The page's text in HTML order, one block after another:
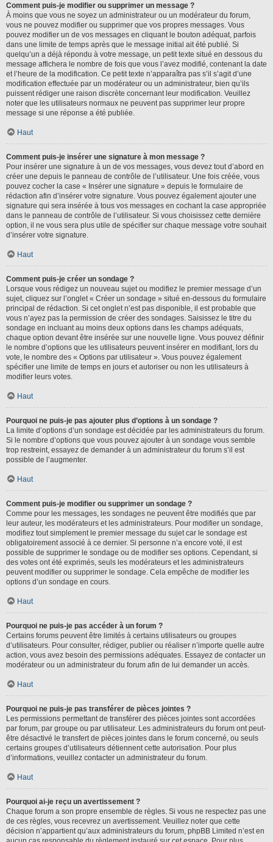
Comment puis-je modifier ou supprimer un message ?
À moins que vous ne soyez un administrateur ou un modérateur du forum,
vous ne pouvez modifier ou supprimer que vos propres messages. Vous
pouvez modifier un de vos messages en cliquant le bouton adéquat, parfois
dans une limite de temps après que le message initial ait été publié. Si
quelqu’un a déjà répondu à votre message, un petit texte situé en dessous du
message affichera le nombre de fois que vous l’avez modifié, contenant la date
et l’heure de la modification. Ce petit texte n’apparaîtra pas s’il s’agit d’une
modification effectuée par un modérateur ou un administrateur, bien qu’ils
puissent rédiger une raison discrète concernant leur modification. Veuillez
noter que les utilisateurs normaux ne peuvent pas supprimer leur propre
message si une réponse a été publiée.
Haut
Comment puis-je insérer une signature à mon message ?
Pour insérer une signature à un de vos messages, vous devez tout d’abord en
créer une depuis le panneau de contrôle de l’utilisateur. Une fois créée, vous
pouvez cocher la case « Insérer une signature » depuis le formulaire de
rédaction afin d’insérer votre signature. Vous pouvez également ajouter une
signature qui sera insérée à tous vos messages en cochant la case appropriée
dans le panneau de contrôle de l’utilisateur. Si vous choisissez cette dernière
option, il ne vous sera plus utile de spécifier sur chaque message votre souhait
d’insérer votre signature.
Haut
Comment puis-je créer un sondage ?
Lorsque vous rédigez un nouveau sujet ou modifiez le premier message d’un
sujet, cliquez sur l’onglet « Créer un sondage » situé en-dessous du formulaire
principal de rédaction. Si cet onglet n’est pas disponible, il est probable que
vous n’ayez pas la permission de créer des sondages. Saisissez le titre du
sondage en incluant au moins deux options dans les champs adéquats,
chaque option devant être insérée sur une nouvelle ligne. Vous pouvez définir
le nombre d’options que les utilisateurs peuvent insérer en modifiant, lors du
vote, le nombre des « Options par utilisateur ». Vous pouvez également
spécifier une limite de temps en jours et autoriser ou non les utilisateurs à
modifier leurs votes.
Haut
Pourquoi ne puis-je pas ajouter plus d’options à un sondage ?
La limite d’options d’un sondage est décidée par les administrateurs du forum.
Si le nombre d’options que vous pouvez ajouter à un sondage vous semble
trop restreint, essayez de demander à un administrateur du forum s’il est
possible de l’augmenter.
Haut
Comment puis-je modifier ou supprimer un sondage ?
Comme pour les messages, les sondages ne peuvent être modifiés que par
leur auteur, les modérateurs et les administrateurs. Pour modifier un sondage,
modifiez tout simplement le premier message du sujet car le sondage est
obligatoirement associé à ce dernier. Si personne n’a encore voté, il est
possible de supprimer le sondage ou de modifier ses options. Cependant, si
des votes ont été exprimés, seuls les modérateurs et les administrateurs
peuvent modifier ou supprimer le sondage. Cela empêche de modifier les
options d’un sondage en cours.
Haut
Pourquoi ne puis-je pas accéder à un forum ?
Certains forums peuvent être limités à certains utilisateurs ou groupes
d’utilisateurs. Pour consulter, rédiger, publier ou réaliser n’importe quelle autre
action, vous avez besoin des permissions adéquates. Essayez de contacter un
modérateur ou un administrateur du forum afin de lui demander un accès.
Haut
Pourquoi ne puis-je pas transférer de pièces jointes ?
Les permissions permettant de transférer des pièces jointes sont accordées
par forum, par groupe ou par utilisateur. Les administrateurs du forum ont peut-
être désactivé le transfert de pièces jointes dans le forum concerné, ou seuls
certains groupes d’utilisateurs détiennent cette autorisation. Pour plus
d’informations, veuillez contacter un administrateur du forum.
Haut
Pourquoi ai-je reçu un avertissement ?
Chaque forum a son propre ensemble de règles. Si vous ne respectez pas une
de ces règles, vous recevrez un avertissement. Veuillez noter que cette
décision n’appartient qu’aux administrateurs du forum, phpBB Limited n’est en